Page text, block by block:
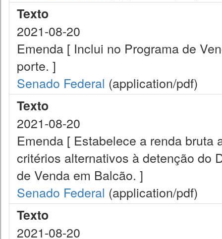
Texto
2021-08-20
Emenda [ Inclui no Programa de
porte. ]
Senado Federal (application/pdf)
Texto
2021-08-20
Emenda [ Estabelece a renda bruta
critérios alternativos à detenção do
de Venda em Balcão. ]
Senado Federal (application/pdf)
Texto
2021-08-20